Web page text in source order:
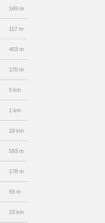
169 m
117 m
403 m
170 m
5 km
1 km
19 km
593 m
178 m
59 m
23 km